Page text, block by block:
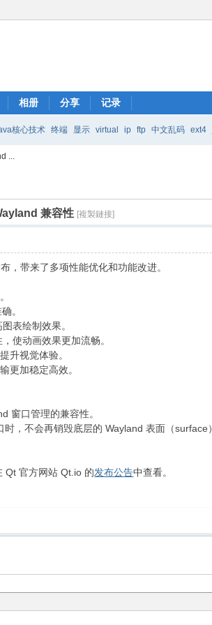
相册 分享 记录
核心技术 终端 显示 virtual ip ftp 中文乱码 ext4
...
兼容性 [複製鏈接]
，带来了多项性能优化和功能改进。
。
表绘制效果。
使动画效果更加流畅。
升视觉体验。
更加稳定高效。
窗口管理的兼容性。
时，不会再销毁底层的 Wayland 表面（surface
Qt 官方网站 Qt.io 的发布公告中查看。